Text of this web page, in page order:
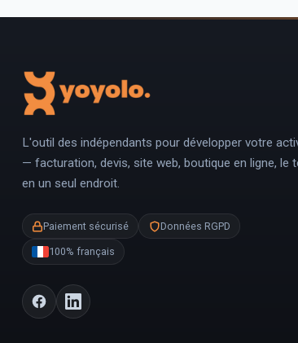
L'outil des indépendants pour développer votre
— facturation, devis, site web, boutique en ligne, le
en un seul endroit.
Paiement sécurisé Données RGPD
100% français